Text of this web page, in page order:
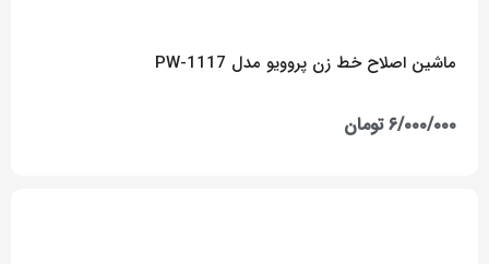
ماشین اصلاح خط زن پروویو مدل PW-1117
۶/۰۰۰/۰۰۰ تومان